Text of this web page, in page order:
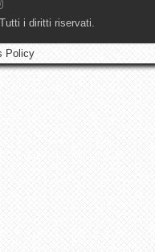
i diritti riservati.
Policy